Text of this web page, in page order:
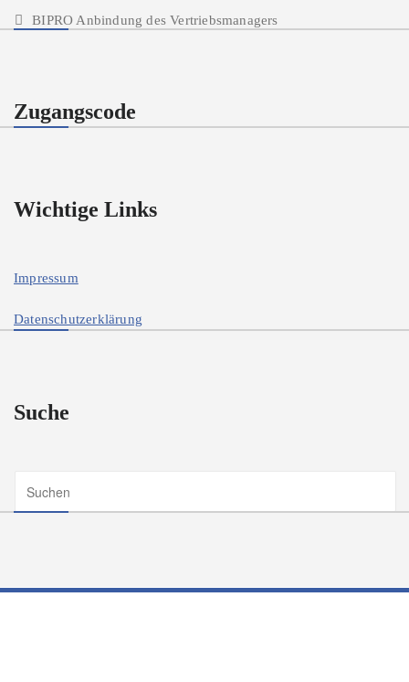
BIPRO Anbindung des Vertriebsmanagers
Zugangscode
Wichtige Links
Impressum
Datenschutzerklärung
Suche